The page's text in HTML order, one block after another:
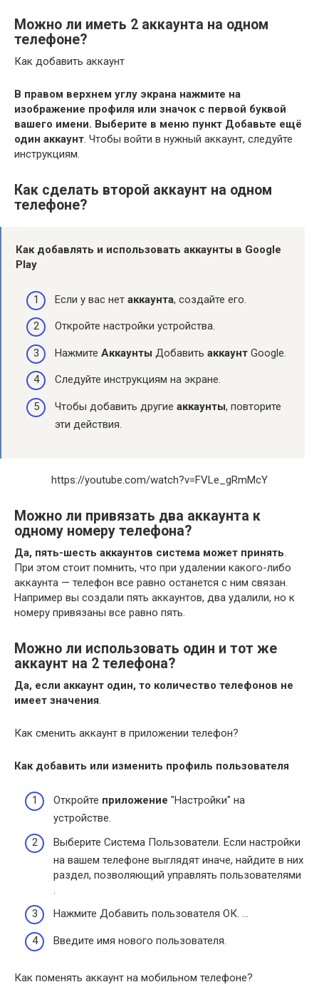
Можно ли иметь 2 аккаунта на одном
телефоне?
Как добавить аккаунт
В правом верхнем углу экрана нажмите на
изображение профиля или значок с первой буквой
вашего имени. Выберите в меню пункт Добавьте ещё
один аккаунт. Чтобы войти в нужный аккаунт, следуйте
инструкциям.
Как сделать второй аккаунт на одном
телефоне?
Как добавлять и использовать аккаунты в Google
Play
Если у вас нет аккаунта, создайте его.
Откройте настройки устройства.
Нажмите Аккаунты Добавить аккаунт Google.
Следуйте инструкциям на экране.
Чтобы добавить другие аккаунты, повторите
эти действия.
https://youtube.com/watch?v=FVLe_gRmMcY
Можно ли привязать два аккаунта к
одному номеру телефона?
Да, пять-шесть аккаунтов система может принять.
При этом стоит помнить, что при удалении какого-либо
аккаунта — телефон все равно останется с ним связан.
Например вы создали пять аккаунтов, два удалили, но к
номеру привязаны все равно пять.
Можно ли использовать один и тот же
аккаунт на 2 телефона?
Да, если аккаунт один, то количество телефонов не
имеет значения.
Как сменить аккаунт в приложении телефон?
Как добавить или изменить профиль пользователя
Откройте приложение "Настройки" на
устройстве.
Выберите Система Пользователи. Если настройки
на вашем телефоне выглядят иначе, найдите в них
раздел, позволяющий управлять пользователями
.
Нажмите Добавить пользователя ОК. …
Введите имя нового пользователя.
Как поменять аккаунт на мобильном телефоне?